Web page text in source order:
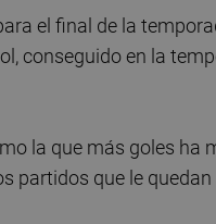
el final de la
conseguido en la
la que más goles ha
partidos que le